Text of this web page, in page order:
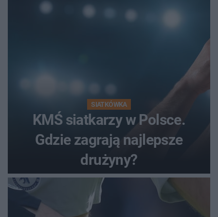
SIATKÓWKA
KMŚ siatkarzy w Polsce.
Gdzie zagrają najlepsze
drużyny?